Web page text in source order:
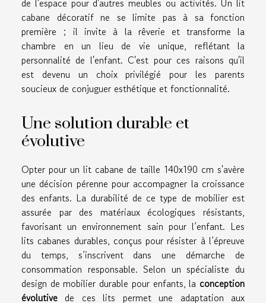
de l'espace pour d'autres meubles ou activités. Un lit
cabane décoratif ne se limite pas à sa fonction
première ; il invite à la rêverie et transforme la
chambre en un lieu de vie unique, reflétant la
personnalité de l'enfant. C'est pour ces raisons qu'il
est devenu un choix privilégié pour les parents
soucieux de conjuguer esthétique et fonctionnalité.
Une solution durable et
évolutive
Opter pour un lit cabane de taille 140x190 cm s'avère
une décision pérenne pour accompagner la croissance
des enfants. La durabilité de ce type de mobilier est
assurée par des matériaux écologiques résistants,
favorisant un environnement sain pour l’enfant. Les
lits cabanes durables, conçus pour résister à l’épreuve
du temps, s’inscrivent dans une démarche de
consommation responsable. Selon un spécialiste du
design de mobilier durable pour enfants, la conception
évolutive de ces lits permet une adaptation aux